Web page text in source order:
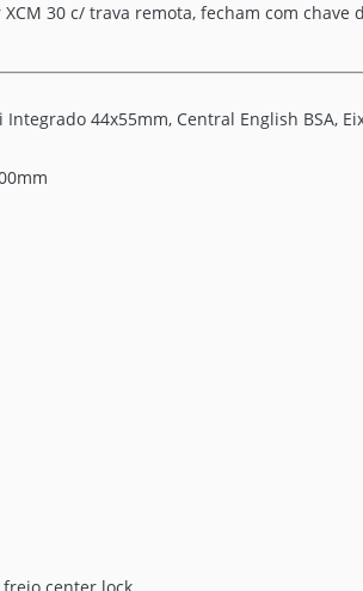
30 c/ trava remota, fecham com
44x55mm, Central English BSA,